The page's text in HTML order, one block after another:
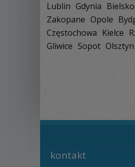
Lublin Gdynia
Zakopane Opole
Częstochowa Kielce
Gliwice Sopot Olsztyn
kontakt